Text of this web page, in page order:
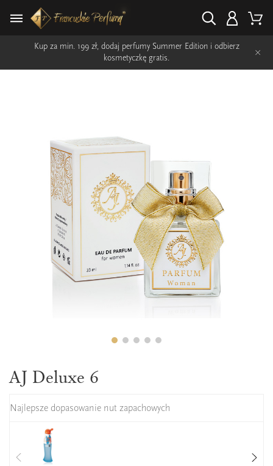
Kup za min. 199 zł, dodaj perfumy Summer Edition i odbierz
kosmetyczkę gratis.
×
AJ Deluxe 6
Najlepsze dopasowanie nut zapachowych